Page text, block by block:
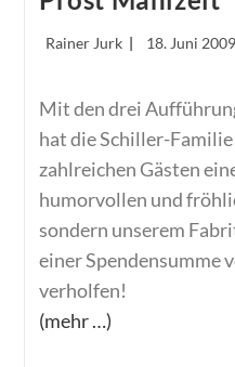
Beitrags-
Rainer Jurk
Beitrag
18. Juni 2009
Mit den drei
hat die Schiller-
zahlreichen Gästen
humorvollen und
sondern unserem
einer Spendensumme
verholfen!
(mehr …)